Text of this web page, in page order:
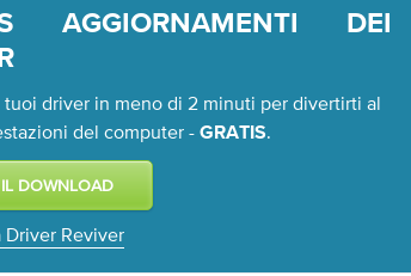
AGGIORNAMENTI DEI
driver in meno di 2 minuti per divertirti al
del computer - GRATIS.
Driver Reviver